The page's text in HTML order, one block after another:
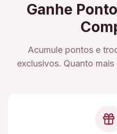
Ganhe
Acumule pontos e
exclusivos. Quanto